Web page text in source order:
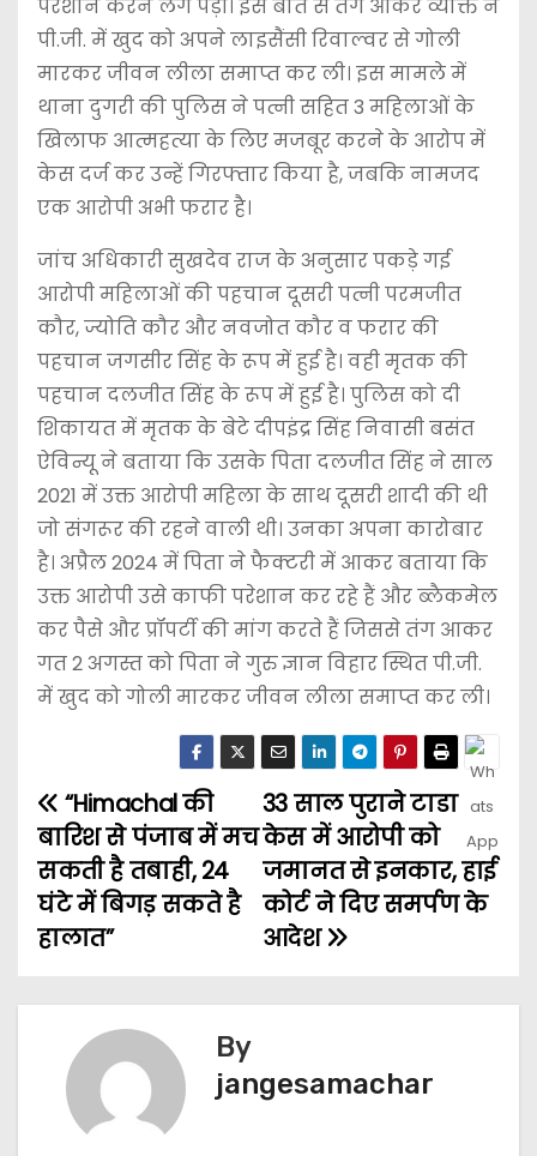
परेशान करने लग पड़ी। इस बात से तंग आकर व्यक्ति ने
पी.जी. में खुद को अपने लाइसैंसी रिवाल्वर से गोली
मारकर जीवन लीला समाप्त कर ली। इस मामले में
थाना दुगरी की पुलिस ने पत्नी सहित 3 महिलाओं के
खिलाफ आत्महत्या के लिए मजबूर करने के आरोप में
केस दर्ज कर उन्हें गिरफ्तार किया है, जबकि नामजद
एक आरोपी अभी फरार है।
जांच अधिकारी सुखदेव राज के अनुसार पकड़े गई
आरोपी महिलाओं की पहचान दूसरी पत्नी परमजीत
कौर, ज्योति कौर और नवजोत कौर व फरार की
पहचान जगसीर सिंह के रूप में हुई है। वही मृतक की
पहचान दलजीत सिंह के रूप में हुई है। पुलिस को दी
शिकायत में मृतक के बेटे दीपइंद्र सिंह निवासी बसंत
ऐविन्यू ने बताया कि उसके पिता दलजीत सिंह ने साल
2021 में उक्त आरोपी महिला के साथ दूसरी शादी की थी
जो संगरूर की रहने वाली थी। उनका अपना कारोबार
है। अप्रैल 2024 में पिता ने फैक्टरी में आकर बताया कि
उक्त आरोपी उसे काफी परेशान कर रहे हैं और ब्लैकमेल
कर पैसे और प्रॉपर्टी की मांग करते हैं जिससे तंग आकर
गत 2 अगस्त को पिता ने गुरु ज्ञान विहार स्थित पी.जी.
में खुद को गोली मारकर जीवन लीला समाप्त कर ली।
33 साल पुराने टाडा
केस में आरोपी को
जमानत से इनकार, हाई
कोर्ट ने दिए समर्पण के
आदेश
“Himachal की
बारिश से पंजाब में मच
सकती है तबाही, 24
घंटे में बिगड़ सकते है
हालात”
By
jangesamachar